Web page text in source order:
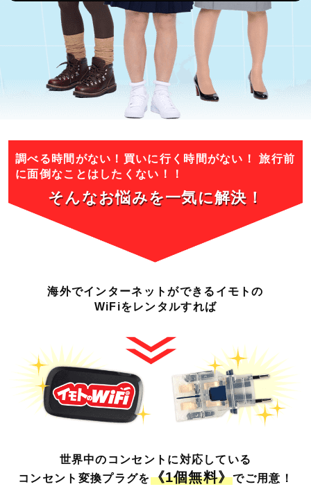
調べる時間がない！買いに行く時間がない！旅行前
に面倒なことはしたくない！！
そんなお悩みを一気に解決！
海外でインターネットができる イモトの
WiFiをレンタルすれば
世界中のコンセントに対応している
コンセント変換プラグを《1個無料》でご用意！